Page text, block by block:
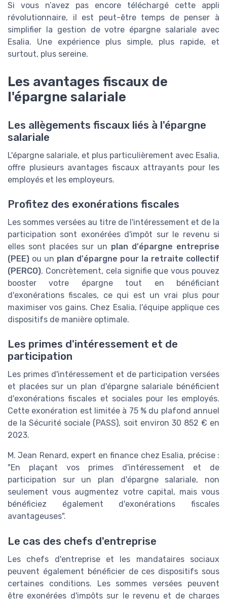
Si vous n’avez pas encore téléchargé cette appli
révolutionnaire, il est peut-être temps de penser à
simplifier la gestion de votre épargne salariale avec
Esalia. Une expérience plus simple, plus rapide, et
surtout, plus sereine.
Les avantages fiscaux de
l'épargne salariale
Les allègements fiscaux liés à l'épargne
salariale
L'épargne salariale, et plus particulièrement avec Esalia,
offre plusieurs avantages fiscaux attrayants pour les
employés et les employeurs.
Profitez des exonérations fiscales
Les sommes versées au titre de l'intéressement et de la
participation sont exonérées d'impôt sur le revenu si
elles sont placées sur un plan d'épargne entreprise
(PEE) ou un plan d'épargne pour la retraite collectif
(PERCO). Concrètement, cela signifie que vous pouvez
booster votre épargne tout en bénéficiant
d'exonérations fiscales, ce qui est un vrai plus pour
maximiser vos gains. Chez Esalia, l'équipe applique ces
dispositifs de manière optimale.
Les primes d'intéressement et de
participation
Les primes d'intéressement et de participation versées
et placées sur un plan d'épargne salariale bénéficient
d'exonérations fiscales et sociales pour les employés.
Cette exonération est limitée à 75 % du plafond annuel
de la Sécurité sociale (PASS), soit environ 30 852 € en
2023.
M. Jean Renard, expert en finance chez Esalia, précise :
"En plaçant vos primes d'intéressement et de
participation sur un plan d'épargne salariale, non
seulement vous augmentez votre capital, mais vous
bénéficiez également d'exonérations fiscales
avantageuses".
Le cas des chefs d'entreprise
Les chefs d'entreprise et les mandataires sociaux
peuvent également bénéficier de ces dispositifs sous
certaines conditions. Les sommes versées peuvent
être exonérées d'impôts sur le revenu et de charges